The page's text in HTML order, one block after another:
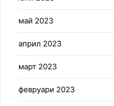
май 2023
април 2023
март 2023
февруари 2023